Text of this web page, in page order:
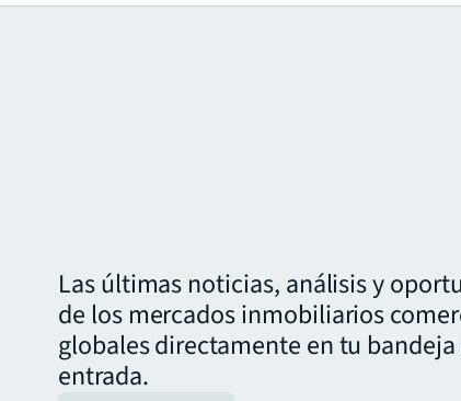
Las últimas noticias, análisis y
de los mercados inmobiliarios
globales directamente en tu bandeja
entrada.